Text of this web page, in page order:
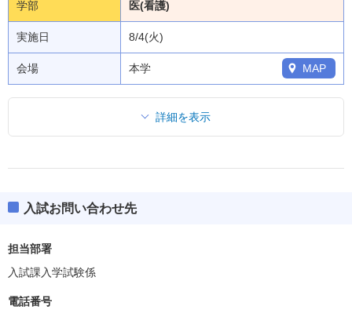
学部 医(看護)
実施日 8/4(火)
会場 本学 MAP
詳細を表示
入試お問い合わせ先
担当部署
入試課入学試験係
電話番号